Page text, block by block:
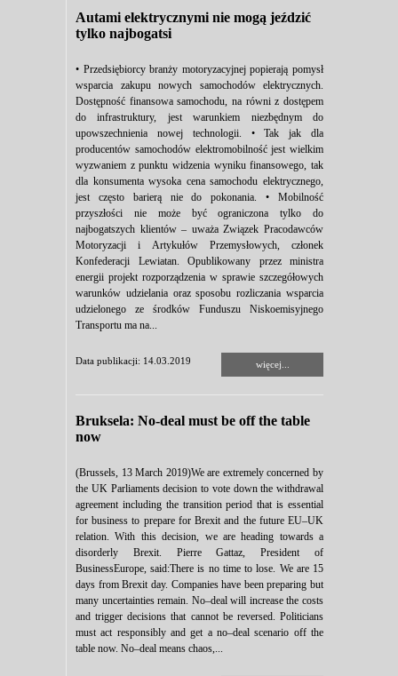
Autami elektrycznymi nie mogą jeździć
tylko najbogatsi
• Przedsiębiorcy branży motoryzacyjnej popierają pomysł
wsparcia zakupu nowych samochodów elektrycznych.
Dostępność finansowa samochodu, na równi z dostępem
do infrastruktury, jest warunkiem niezbędnym do
upowszechnienia nowej technologii. • Tak jak dla
producentów samochodów elektromobilność jest wielkim
wyzwaniem z punktu widzenia wyniku finansowego, tak
dla konsumenta wysoka cena samochodu elektrycznego,
jest często barierą nie do pokonania. • Mobilność
przyszłości nie może być ograniczona tylko do
najbogatszych klientów – uważa Związek Pracodawców
Motoryzacji i Artykułów Przemysłowych, członek
Konfederacji Lewiatan. Opublikowany przez ministra
energii projekt rozporządzenia w sprawie szczegółowych
warunków udzielania oraz sposobu rozliczania wsparcia
udzielonego ze środków Funduszu Niskoemisyjnego
Transportu ma na...
Data publikacji: 14.03.2019 więcej...
Bruksela: No-deal must be off the table
now
(Brussels, 13 March 2019)We are extremely concerned by
the UK Parliaments decision to vote down the withdrawal
agreement including the transition period that is essential
for business to prepare for Brexit and the future EU–UK
relation. With this decision, we are heading towards a
disorderly Brexit. Pierre Gattaz, President of
BusinessEurope, said:There is no time to lose. We are 15
days from Brexit day. Companies have been preparing but
many uncertainties remain. No–deal will increase the costs
and trigger decisions that cannot be reversed. Politicians
must act responsibly and get a no–deal scenario off the
table now. No–deal means chaos,...